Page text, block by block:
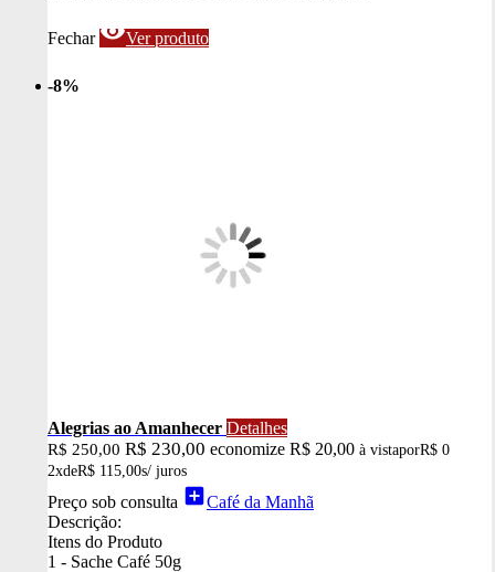
Fechar visibilityVer produto
-8%
Alegrias ao Amanhecer Detalhes
R$ 250,00 R$ 230,00 economize R$ 20,00 à vistaporR$ 0
2xdeR$ 115,00s/ juros
Preço sob consulta add_boxCafé da Manhã
Descrição:
Itens do Produto
1 - Sache Café 50g